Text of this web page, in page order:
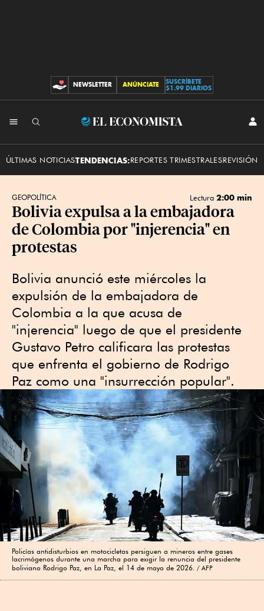
CONTRIBUCIONES
NEWSLETTER ANÚNCIATE
SUSCRÍBETE
$1.99 DIARIOS
El
ÚLTIMAS NOTICIASTENDENCIAS:REPORTES TRIMESTRALESREVISIÓN
GEOPOLÍTICA Lectura 2:00 min
Bolivia expulsa a la embajadora
de Colombia por "injerencia" en
protestas
Bolivia anunció este miércoles la
expulsión de la embajadora de
Colombia a la que acusa de
"injerencia" luego de que el presidente
Gustavo Petro calificara las protestas
que enfrenta el gobierno de Rodrigo
Paz como una "insurrección popular".
Policías antidisturbios en motocicletas persiguen a mineros entre gases
lacrimógenos durante una marcha para exigir la renuncia del presidente
boliviano Rodrigo Paz, en La Paz, el 14 de mayo de 2026.
AFP